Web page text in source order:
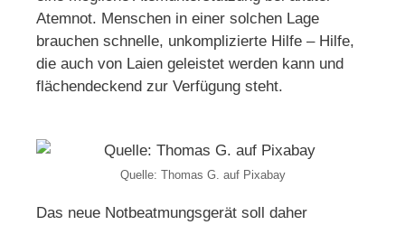
Atemnot. Menschen in einer solchen Lage
brauchen schnelle, unkomplizierte Hilfe – Hilfe,
die auch von Laien geleistet werden kann und
flächendeckend zur Verfügung steht.
Quelle: Thomas G. auf Pixabay
Das neue Notbeatmungsgerät soll daher